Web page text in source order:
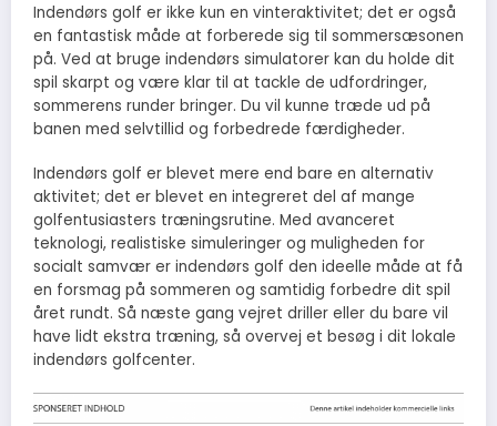
Indendørs golf er ikke kun en vinteraktivitet; det er også
en fantastisk måde at forberede sig til sommersæsonen
på. Ved at bruge indendørs simulatorer kan du holde dit
spil skarpt og være klar til at tackle de udfordringer,
sommerens runder bringer. Du vil kunne træde ud på
banen med selvtillid og forbedrede færdigheder.
Indendørs golf er blevet mere end bare en alternativ
aktivitet; det er blevet en integreret del af mange
golfentusiasters træningsrutine. Med avanceret
teknologi, realistiske simuleringer og muligheden for
socialt samvær er indendørs golf den ideelle måde at få
en forsmag på sommeren og samtidig forbedre dit spil
året rundt. Så næste gang vejret driller eller du bare vil
have lidt ekstra træning, så overvej et besøg i dit lokale
indendørs golfcenter.